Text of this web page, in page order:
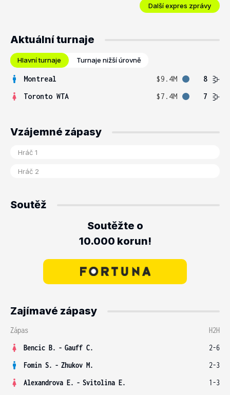
Další expres zprávy
Aktuální turnaje
Hlavní turnaje Turnaje nižší úrovně
Montreal $9.4M
8
Toronto WTA
$7.4M 7
Vzájemné zápasy
Soutěž
Soutěžte o
10.000 korun!
Zajímavé zápasy
Zápas
H2H
Bencic B. - Gauff C.
2-6
Fomin S. - Zhukov M.
2-3
Alexandrova E. - Svitolina E.
1-3